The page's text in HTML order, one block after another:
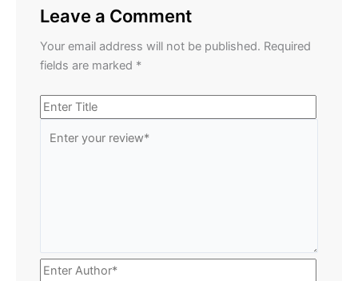
Leave a Comment
Your email address will not be published. Required
fields are marked *